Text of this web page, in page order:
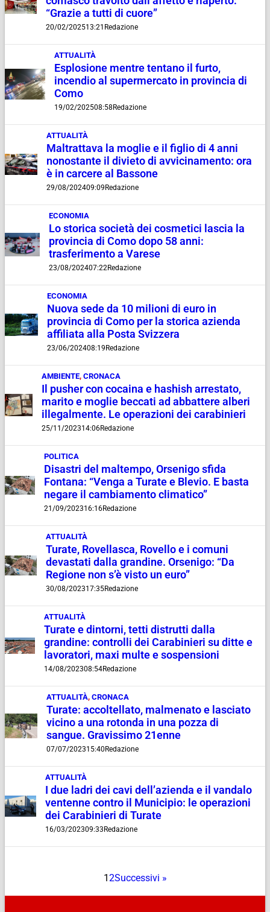
“Grazie a tutti di cuore”
20/02/202513:21 Redazione
ATTUALITÀ
Esplosione mentre tentano il furto,
incendio al supermercato in provincia di
Como
19/02/202508:58Redazione
ATTUALITÀ
Maltrattava la moglie e il figlio di 4 anni
nonostante il divieto di avvicinamento: ora
è in carcere al Bassone
29/08/202409:09Redazione
ECONOMIA
Lo storica società dei cosmetici lascia la
provincia di Como dopo 58 anni:
trasferimento a Varese
23/08/202407:22Redazione
ECONOMIA
Nuova sede da 10 milioni di euro in
provincia di Como per la storica azienda
affiliata alla Posta Svizzera
23/06/202408:19Redazione
AMBIENTE, CRONACA
Il pusher con cocaina e hashish arrestato,
marito e moglie beccati ad abbattere alberi
illegalmente. Le operazioni dei carabinieri
25/11/202314:06Redazione
POLITICA
Disastri del maltempo, Orsenigo sfida
Fontana: “Venga a Turate e Blevio. E basta
negare il cambiamento climatico”
21/09/202316:16Redazione
ATTUALITÀ
Turate, Rovellasca, Rovello e i comuni
devastati dalla grandine. Orsenigo: “Da
Regione non s’è visto un euro”
30/08/202317:35Redazione
ATTUALITÀ
Turate e dintorni, tetti distrutti dalla
grandine: controlli dei Carabinieri su ditte e
lavoratori, maxi multe e sospensioni
14/08/202308:54Redazione
ATTUALITÀ, CRONACA
Turate: accoltellato, malmenato e lasciato
vicino a una rotonda in una pozza di
sangue. Gravissimo 21enne
07/07/202315:40Redazione
ATTUALITÀ
I due ladri dei cavi dell’azienda e il vandalo
ventenne contro il Municipio: le operazioni
dei Carabinieri di Turate
16/03/202309:33Redazione
12Successivi »